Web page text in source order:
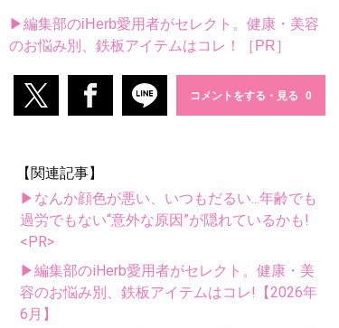
▶編集部のiHerb愛用者がセレクト。健康・美容
のお悩み別、鉄板アイテムはコレ！［PR］
コメントをする・見る
【関連記事】
▶なんか顔色が悪い、いつもだるい...年齢でも
過労でもない“意外な原因”が隠れているかも!
<PR>
▶編集部のiHerb愛用者がセレクト。健康・美
容のお悩み別、鉄板アイテムはコレ!【2026年
6月】